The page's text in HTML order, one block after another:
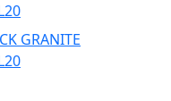
GRANITE